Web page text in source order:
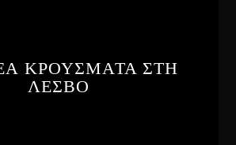
ΚΡΟΥΣΜΑΤΑ ΣΤΗ
ΛΕΣΒΟ